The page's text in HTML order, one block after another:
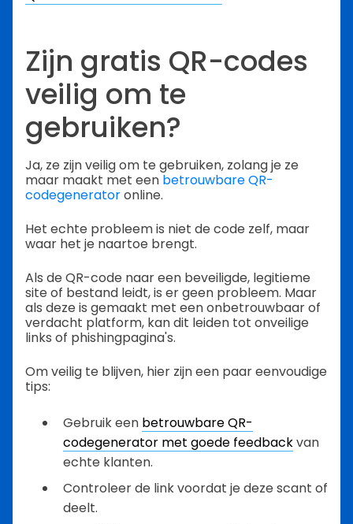
Zijn gratis QR-codes
veilig om te
gebruiken?
Ja, ze zijn veilig om te gebruiken, zolang je ze
maar maakt met een betrouwbare QR-
codegeneratoronline.
Het echte probleem is niet de code zelf, maar
waar het je naartoe brengt.
Als de QR-code naar een beveiligde, legitieme
site of bestand leidt, is er geen probleem. Maar
als deze is gemaakt met een onbetrouwbaar of
verdacht platform, kan dit leiden tot onveilige
links of phishingpagina's.
Om veilig te blijven, hier zijn een paar eenvoudige
tips:
Gebruik een betrouwbare QR-
codegenerator met goede feedbackvan
echte klanten.
Controleer de link voordat je deze scant of
deelt.